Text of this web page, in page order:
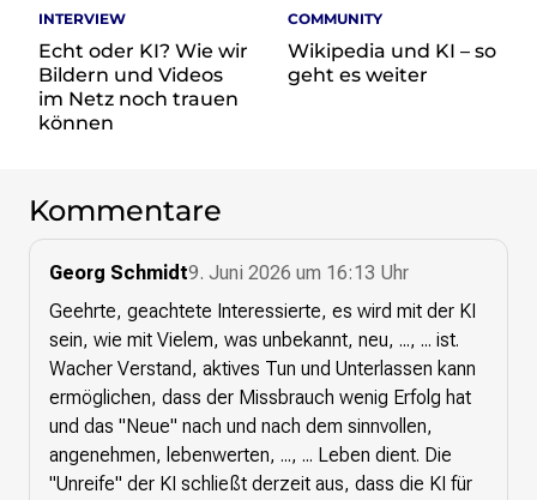
INTERVIEW
Echt oder KI? Wie wir
Bildern und Videos
im Netz noch trauen
können
COMMUNITY
Wikipedia und KI – so
geht es weiter
Kommentare
Georg Schmidt9. Juni 2026 um 16:13 Uhr
Geehrte, geachtete Interessierte, es wird mit der KI
sein, wie mit Vielem, was unbekannt, neu, ..., ... ist.
Wacher Verstand, aktives Tun und Unterlassen kann
ermöglichen, dass der Missbrauch wenig Erfolg hat
und das "Neue" nach und nach dem sinnvollen,
angenehmen, lebenwerten, ..., ... Leben dient. Die
"Unreife" der KI schließt derzeit aus, dass die KI für